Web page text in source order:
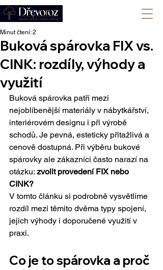
Buková spárovka FIX vs.
CINK: rozdíly, výhody a
využití
Minut čtení: 2
Buková spárovka patří mezi
nejoblíbenější materiály v nábytkářství,
interiérovém designu i při výrobě
schodů. Je pevná, esteticky přitažlivá a
cenově dostupná. Při výběru bukové
spárovky ale zákazníci často narazí na
otázku: zvolit provedení FIX nebo
CINK?
V tomto článku si podrobně vysvětlíme
rozdíl mezi těmito dvěma typy spojení,
jejich výhody i doporučené využití v
praxi.
Co je to spárovka a proč